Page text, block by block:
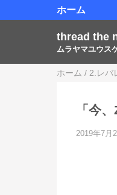
ホーム
thread the
ムラヤマユウス
ホーム /2.レバ
「今
2019年7月